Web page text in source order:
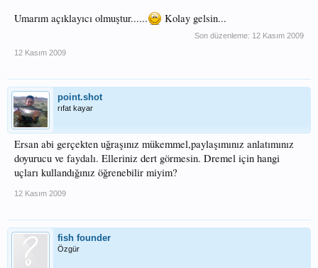
Umarım açıklayıcı olmuştur...... Kolay gelsin...
Son düzenleme: 12 Kasım 2009
12 Kasım 2009
point.shot
rıfat kayar
Ersan abi gerçekten uğraşınız mükemmel,paylaşımınız anlatımınız
doyurucu ve faydalı. Elleriniz dert görmesin. Dremel için hangi
uçları kullandığınız öğrenebilir miyim?
12 Kasım 2009
fish founder
Özgür